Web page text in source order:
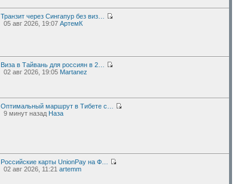
Транзит через Сингапур без виз…
05 авг 2026, 19:07 АртемК
Виза в Тайвань для россиян в 2…
02 авг 2026, 19:05 Martanez
Оптимальный маршрут в Тибете с…
9 минут назад Наза
Российские карты UnionPay на Ф…
02 авг 2026, 11:21 artemm